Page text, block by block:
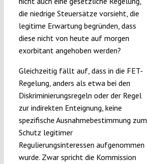
die niedrige Steuersätze vorsieht, die
legitime Erwartung begründen, dass
diese nicht von heute auf morgen
exorbitant angehoben werden?
Gleichzeitig fällt auf, dass in die FET-
Regelung, anders als etwa bei den
Diskriminierungsregeln oder der Regel
zur indirekten Enteignung, keine
spezifische Ausnahmebestimmung zum
Schutz legitimer
Regulierungsinteressen aufgenommen
wurde. Zwar spricht die Kommission